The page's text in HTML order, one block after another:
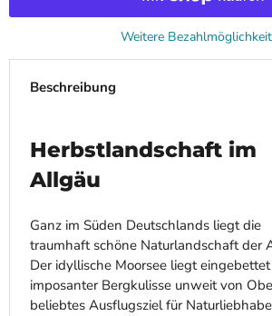
Weitere
Beschreibung
Herbstlandschaft im
Allgäu
Ganz im Süden Deutschlands liegt die
traumhaft schöne Naturlandschaft der
Der idyllische Moorsee liegt
imposanter Bergkulisse unweit von
beliebtes Ausflugsziel für